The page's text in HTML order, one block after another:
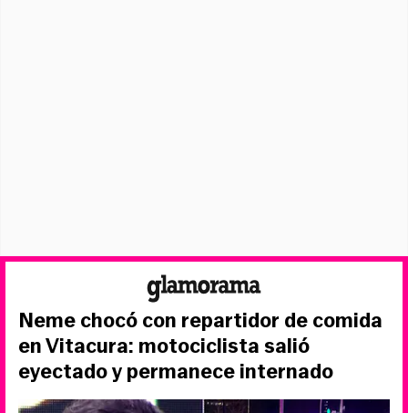
Neme chocó con repartidor de comida
en Vitacura: motociclista salió
eyectado y permanece internado